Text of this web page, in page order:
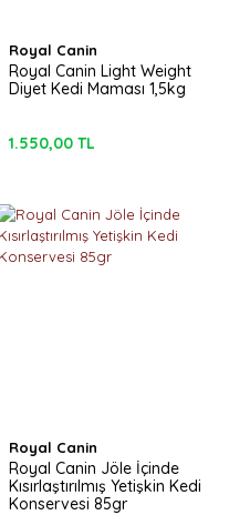
Royal Canin
Royal Canin Light Weight
Diyet Kedi Maması 1,5kg
1.550,00 TL
Royal Canin
Royal Canin Jöle İçinde
Kısırlaştırılmış Yetişkin Kedi
Konservesi 85gr